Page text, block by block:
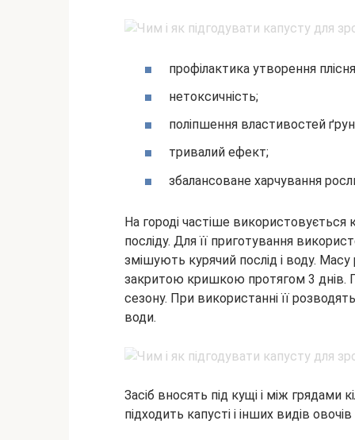
профілактика утворення
нетоксичність;
поліпшення властивостей
тривалий ефект;
збалансоване харчування
На городі частіше використовується
посліду. Для її приготування
змішують курячий послід і воду.
закритою кришкою протягом 3 днів.
сезону. При використанні її
води.
Засіб вносять під кущі і між грядами
підходить капусті і інших видів овочів